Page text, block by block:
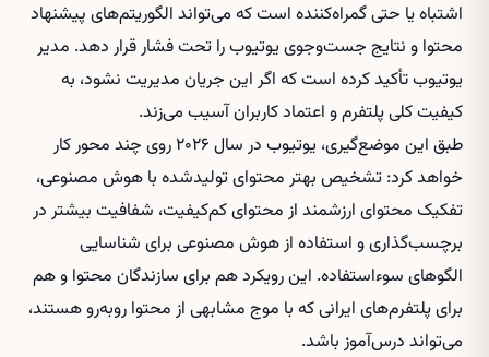
اشتباه یا حتی گمراه‌کننده است که می‌تواند الگوریتم‌های پیشنهاد
محتوا و نتایج جست‌وجوی یوتیوب را تحت فشار قرار دهد. مدیر
یوتیوب تأکید کرده است که اگر این جریان مدیریت نشود، به
کیفیت کلی پلتفرم و اعتماد کاربران آسیب می‌زند.
طبق این موضع‌گیری، یوتیوب در سال ۲۰۲۶ روی چند محور کار
خواهد کرد: تشخیص بهتر محتوای تولیدشده با هوش مصنوعی،
تفکیک محتوای ارزشمند از محتوای کم‌کیفیت، شفافیت بیشتر در
برچسب‌گذاری و استفاده از هوش مصنوعی برای شناسایی
الگوهای سوءاستفاده. این رویکرد هم برای سازندگان محتوا و هم
برای پلتفرم‌های ایرانی که با موج مشابهی از محتوا روبه‌رو هستند،
می‌تواند درس‌آموز باشد.